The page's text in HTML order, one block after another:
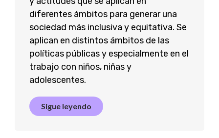
diferentes ámbitos para generar una
sociedad más inclusiva y equitativa. Se
aplican en distintos ámbitos de las
políticas públicas y especialmente en el
trabajo con niños, niñas y
adolescentes.
Sigue leyendo